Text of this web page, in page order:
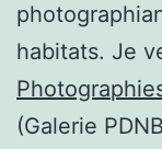
habitats. Je
(Galerie